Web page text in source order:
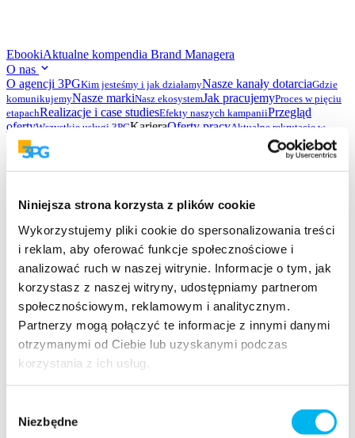
Niniejsza strona korzysta z plików cookie
Wykorzystujemy pliki cookie do spersonalizowania treści
i reklam, aby oferować funkcje społecznościowe i
analizować ruch w naszej witrynie. Informacje o tym, jak
korzystasz z naszej witryny, udostępniamy partnerom
społecznościowym, reklamowym i analitycznym.
Partnerzy mogą połączyć te informacje z innymi danymi
otrzymanymi od Ciebie lub uzyskanymi podczas
korzystania z ich usług.
zgody
Niezbędne
EbookiAktualne kompendia Brand Managera
O nas
O agencji 3PGKim jesteśmy i jak działamyNasze kanały dotarciaGdzie
komunikujemyNasze markiNasz ekosystemJak pracujemyProces w pięciu
etapachRealizacje i case studiesEfekty naszych kampaniiPrzegląd
ofertyWszystkie usługi 3PGKarieraOferty pracyAktualne rekrutacje w
3PG3PG Student Bootcamp Program szkoleniowy dla studentów